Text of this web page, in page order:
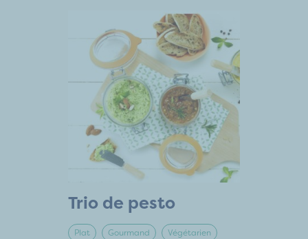
Trio de pesto
Plat Gourmand Végétarien